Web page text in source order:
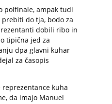
polfinale, ampak tudi
do tja, bodo za
dobili ribo in
tipična jed za
dpa glavni kuhar
za časopis
reprezentance kuha
da imajo Manuel